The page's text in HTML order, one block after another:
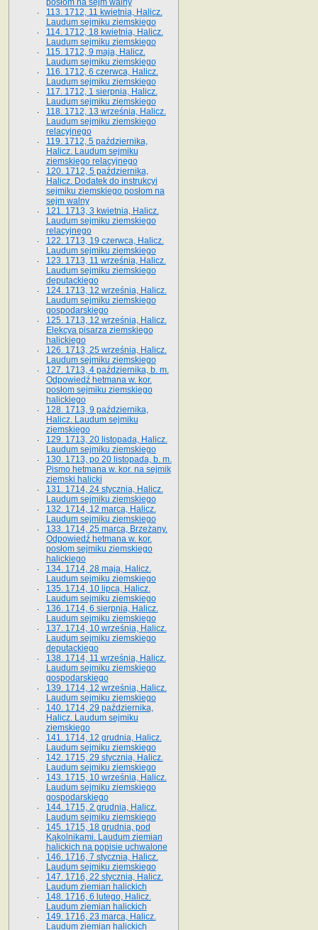
posłom na sejm walny
113. 1712, 11 kwietnia, Halicz.
Laudum sejmiku ziemskiego
114. 1712, 18 kwietnia, Halicz.
Laudum sejmiku ziemskiego
115. 1712, 9 maja, Halicz.
Laudum sejmiku ziemskiego
116. 1712, 6 czerwca, Halicz.
Laudum sejmiku ziemskiego
117. 1712, 1 sierpnia, Halicz.
Laudum sejmiku ziemskiego
118. 1712, 13 września, Halicz.
Laudum sejmiku ziemskiego
relacyjnego
119. 1712, 5 października,
Halicz. Laudum sejmiku
ziemskiego relacyjnego
120. 1712, 5 października,
Halicz. Dodatek do instrukcyi
sejmiku ziemskiego posłom na
sejm walny
121. 1713, 3 kwietnia, Halicz.
Laudum sejmiku ziemskiego
relacyjnego
122. 1713, 19 czerwca, Halicz.
Laudum sejmiku ziemskiego
123. 1713, 11 września, Halicz.
Laudum sejmiku ziemskiego
deputackiego
124. 1713, 12 września, Halicz.
Laudum sejmiku ziemskiego
gospodarskiego
125. 1713, 12 września, Halicz.
Elekcya pisarza ziemskiego
halickiego
126. 1713, 25 września, Halicz.
Laudum sejmiku ziemskiego
127. 1713, 4 października, b. m.
Odpowiedź hetmana w. kor.
posłom sejmiku ziemskiego
halickiego
128. 1713, 9 października,
Halicz. Laudum sejmiku
ziemskiego
129. 1713, 20 listopada, Halicz.
Laudum sejmiku ziemskiego
130. 1713, po 20 listopada, b. m.
Pismo hetmana w. kor. na sejmik
ziemski halicki
131. 1714, 24 stycznia, Halicz.
Laudum sejmiku ziemskiego
132. 1714, 12 marca, Halicz.
Laudum sejmiku ziemskiego
133. 1714, 25 marca, Brzeżany.
Odpowiedź hetmana w. kor.
posłom sejmiku ziemskiego
halickiego
134. 1714, 28 maja, Halicz.
Laudum sejmiku ziemskiego
135. 1714, 10 lipca, Halicz.
Laudum sejmiku ziemskiego
136. 1714, 6 sierpnia, Halicz.
Laudum sejmiku ziemskiego
137. 1714, 10 września, Halicz.
Laudum sejmiku ziemskiego
deputackiego
138. 1714, 11 września, Halicz.
Laudum sejmiku ziemskiego
gospodarskiego
139. 1714, 12 września, Halicz.
Laudum sejmiku ziemskiego
140. 1714, 29 października,
Halicz. Laudum sejmiku
ziemskiego
141. 1714, 12 grudnia, Halicz.
Laudum sejmiku ziemskiego
142. 1715, 29 stycznia, Halicz.
Laudum sejmiku ziemskiego
143. 1715, 10 września, Halicz.
Laudum sejmiku ziemskiego
gospodarskiego
144. 1715, 2 grudnia, Halicz.
Laudum sejmiku ziemskiego
145. 1715, 18 grudnia, pod
Kąkolnikami. Laudum ziemian
halickich na popisie uchwalone
146. 1716, 7 stycznia, Halicz.
Laudum sejmiku ziemskiego
147. 1716, 22 stycznia, Halicz.
Laudum ziemian halickich
148. 1716, 6 lutego, Halicz.
Laudum ziemian halickich
149. 1716, 23 marca, Halicz.
Laudum ziemian halickich